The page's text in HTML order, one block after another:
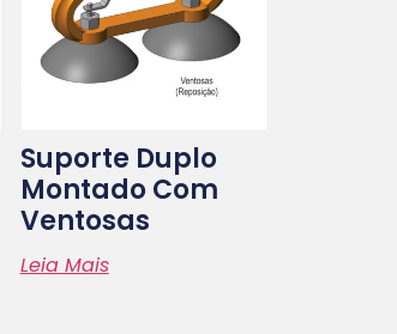
Suporte Duplo
Montado Com
Ventosas
Leia Mais